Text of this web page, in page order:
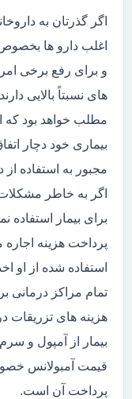
اگر گذرتان به
اغلب دارو ها
و برای رفع برخی
های نسبتاً بالایی
مطلب خواهد بود که
بیماری خود دچار
مجبور به استفاده
اگر به خاطر
برای بیمار استفاده
پرداخت هزینه
استفاده شده از او
تمام مراکز درمانی
هزینه های
بیمار از آمپول و
قیمت آمبولانس
پرداخت آن است.